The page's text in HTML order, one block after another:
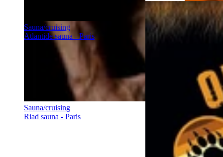
Sauna/cruising
Riad sauna - Paris
Sauna/cruising
Atlantide sauna - Paris
Bains thaï sauna - Paris